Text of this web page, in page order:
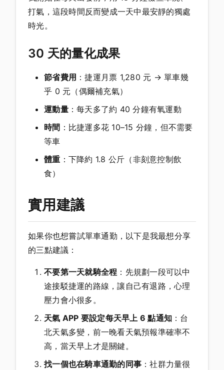
打氣，這段時間反而變成一天中最安靜的獨處
時光。
30 天的量化成果
節省費用 ：捷運月票 1,280 元 → 單車幾
乎 0 元（偶爾補充氣）
運動量：每天多了約 40 分鐘有氧運動
時間 ：比捷運多花 10–15 分鐘，但不需要
等車
體重 ：下降約 1.8 公斤（非刻意控制飲
食）
實用建議
如果你也想嘗試單車通勤，以下是我最想分享
的三點建議：
不要第一天就騎全程 ：先規劃一段可以中
途接駁捷運的路線，讓自己有退路，心理
壓力會小很多。
天氣 APP 要設定每天早上 6 點通知 ：台
北天氣多變，前一晚看天氣預報準確率不
高，當天早上才是關鍵。
找一個也在騎車通勤的同事 ：社群力量很